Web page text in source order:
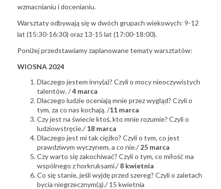
wzmacnianiu i docenianiu.
Warsztaty odbywają się w dwóch grupach wiekowych: 9-12
lat (15:30-16:30) oraz 13-15 lat (17:00-18:00).
Poniżej przedstawiamy zaplanowane tematy warsztatów:
WIOSNA 2024
Dlaczego jestem inny(a)? Czyli o mocy nieoczywistych
talentów. /4 marca
Dlaczego ludzie oceniają mnie przez wygląd? Czyli o
tym, za co nas kochają. /11 marca
Czy jest na świecie ktoś, kto mnie rozumie? Czyli o
ludziowstręcie./ 18 marca
Dlaczego jest mi tak ciężko? Czyli o tym, co jest
prawdziwym wyczynem, a co nie./ 25 marca
Czy warto się zakochiwać? Czyli o tym, co miłość ma
wspólnego z horkruksami./ 8 kwietnia
Co się stanie, jeśli wyjdę przed szereg? Czyli o zaletach
bycia niegrzecznym(ą)./ 15 kwietnia